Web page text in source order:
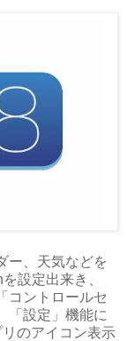
ー、天気などを
設定出来き、
コントロールセ
「設定」機能に
リのアイコン表示